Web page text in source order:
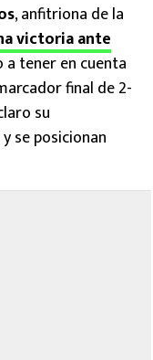
, anfitriona de la
victoria ante
tener en cuenta
final de 2-
su
se posicionan